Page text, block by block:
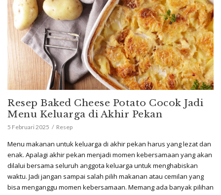
Resep Baked Cheese Potato Cocok Jadi
Menu Keluarga di Akhir Pekan
5 Februari 2025 Resep
Menu makanan untuk keluarga di akhir pekan harus yang lezat dan
enak. Apalagi akhir pekan menjadi momen kebersamaan yang akan
dilalui bersama seluruh anggota keluarga untuk menghabiskan
waktu. Jadi jangan sampai salah pilih makanan atau cemilan yang
bisa menganggu momen kebersamaan. Memang ada banyak pilihan